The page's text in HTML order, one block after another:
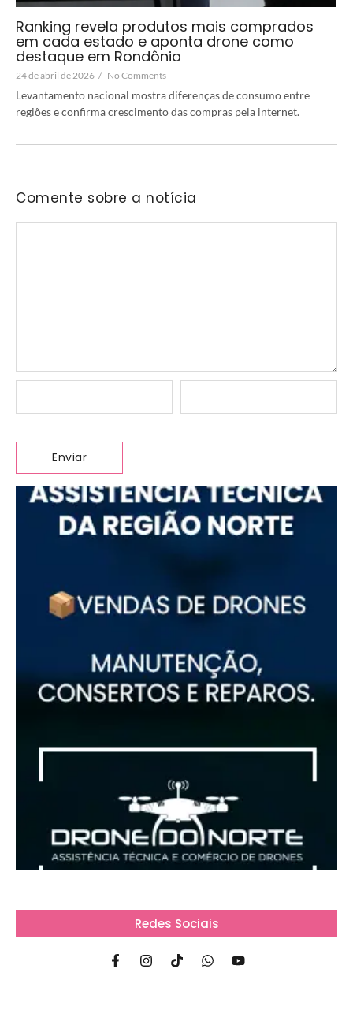
Ranking revela produtos mais comprados
em cada estado e aponta drone como
destaque em Rondônia
24 de abril de 2026 / No Comments
Levantamento nacional mostra diferenças de consumo entre
regiões e confirma crescimento das compras pela internet.
Comente sobre a notícia
Redes Sociais